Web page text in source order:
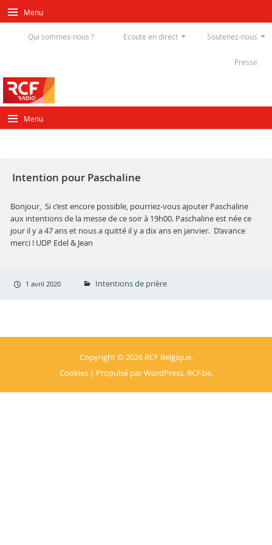
Menu
Soutenez-nous
Ecoute en direct
Qui sommes-nous ?
Presse
Menu
Intention pour Paschaline
Bonjour, Si c’est encore possible, pourriez-vous ajouter Paschaline
aux intentions de la messe de ce soir à 19h00. Paschaline est née ce
jour il y a 47 ans et nous a quitté il y a dix ans en janvier. D’avance
merci ! UDP Edel & Jean
1 avril 2020 Intentions de prière
Copyright © 2026 RCF Belgique.
Cookies| Propulsé parWordPress, RCF.be.